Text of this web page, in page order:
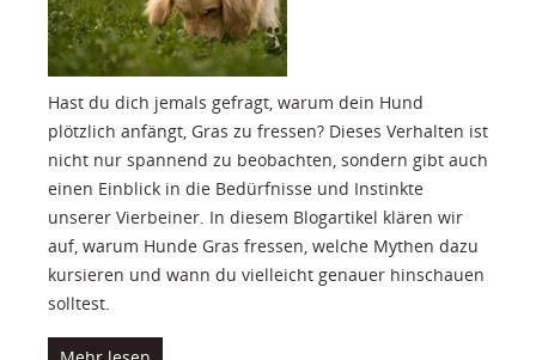
Hast du dich jemals gefragt, warum dein Hund
plötzlich anfängt, Gras zu fressen? Dieses Verhalten ist
nicht nur spannend zu beobachten, sondern gibt auch
einen Einblick in die Bedürfnisse und Instinkte
unserer Vierbeiner. In diesem Blogartikel klären wir
auf, warum Hunde Gras fressen, welche Mythen dazu
kursieren und wann du vielleicht genauer hinschauen
solltest.